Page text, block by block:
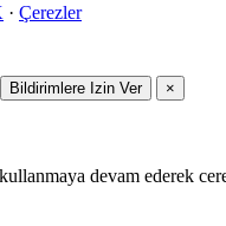
· Çerezler
Bildirimlere Izin Ver
×
devam ederek